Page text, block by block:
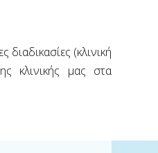
(κλινική
κλινικής μας στα